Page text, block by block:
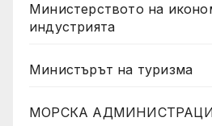
Министерството на
индустрията
Министърът на туризма
МОРСКА